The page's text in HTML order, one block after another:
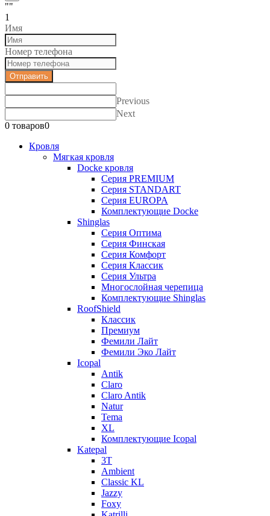
""
1
Имя
Номер телефона
Отправить
Previous
Next
0 товаров0
Кровля
Мягкая кровля
Docke кровля
Серия PREMIUM
Серия STANDART
Серия EUROPA
Комплектующие Docke
Shinglas
Серия Оптима
Серия Финская
Серия Комфорт
Серия Классик
Серия Ультра
Многослойная черепица
Комплектующие Shinglas
RoofShield
Классик
Премиум
Фемили Лайт
Фемили Эко Лайт
Icopal
Antik
Claro
Claro Antik
Natur
Tema
XL
Комплектующие Icopal
Katepal
3T
Ambient
Classic KL
Jazzy
Foxy